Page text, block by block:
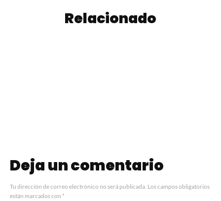
Relacionado
Deja un comentario
Tu dirección de correo electrónico no será publicada. Los campos obligatorios
están marcados con *